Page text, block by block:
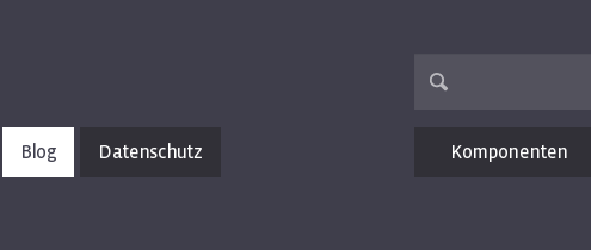
Blog Datenschutz Komponenten